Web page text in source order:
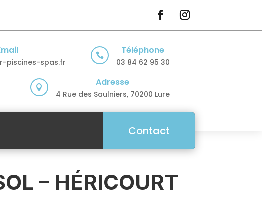
piscines-spas.fr
 Téléphone
03 84 62 95 30
 Adresse
4 Rue des Saulniers, 70200 Lure
Contact
– HÉRICOURT